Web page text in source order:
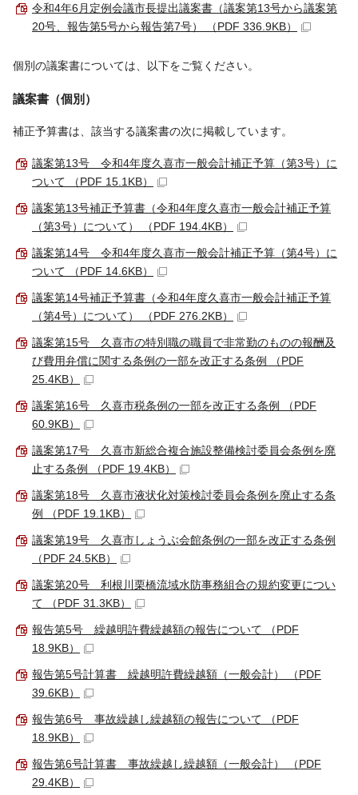
令和4年6月定例会議市長提出議案書（議案第13号から議案第
20号、報告第5号から報告第7号） （PDF 336.9KB）
個別の議案書については、以下をご覧ください。
議案書（個別）
補正予算書は、該当する議案書の次に掲載しています。
議案第13号 令和4年度久喜市一般会計補正予算（第3号）に
ついて （PDF 15.1KB）
議案第13号補正予算書（令和4年度久喜市一般会計補正予算
（第3号）について） （PDF 194.4KB）
議案第14号 令和4年度久喜市一般会計補正予算（第4号）に
ついて （PDF 14.6KB）
議案第14号補正予算書（令和4年度久喜市一般会計補正予算
（第4号）について） （PDF 276.2KB）
議案第15号 久喜市の特別職の職員で非常勤のものの報酬及
び費用弁償に関する条例の一部を改正する条例 （PDF
25.4KB）
議案第16号 久喜市税条例の一部を改正する条例 （PDF
60.9KB）
議案第17号 久喜市新総合複合施設整備検討委員会条例を廃
止する条例 （PDF 19.4KB）
議案第18号 久喜市液状化対策検討委員会条例を廃止する条
例 （PDF 19.1KB）
議案第19号 久喜市しょうぶ会館条例の一部を改正する条例
（PDF 24.5KB）
議案第20号 利根川栗橋流域水防事務組合の規約変更につい
て （PDF 31.3KB）
報告第5号 繰越明許費繰越額の報告について （PDF
18.9KB）
報告第5号計算書 繰越明許費繰越額（一般会計） （PDF
39.6KB）
報告第6号 事故繰越し繰越額の報告について （PDF
18.9KB）
報告第6号計算書 事故繰越し繰越額（一般会計） （PDF
29.4KB）